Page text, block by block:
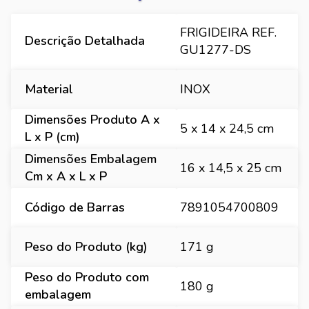
Descrição Detalhada
FRIGIDEIRA REF.
GU1277-DS
Material
INOX
Dimensões Produto A x
L x P (cm)
5 x 14 x 24,5 cm
Dimensões Embalagem
Cm x A x L x P
16 x 14,5 x 25 cm
Código de Barras 7891054700809
Peso do Produto (kg)
171 g
Peso do Produto com
embalagem
180 g